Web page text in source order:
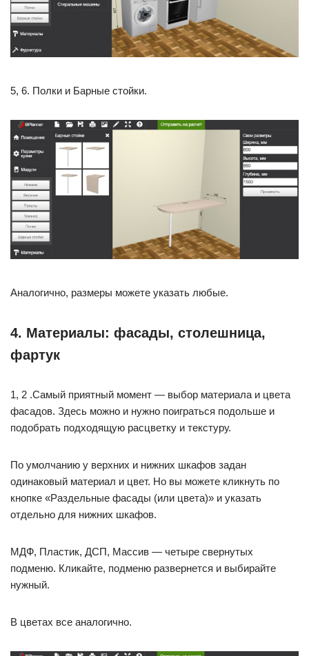
5, 6. Полки и Барные стойки.
Аналогично, размеры можете указать любые.
4. Материалы: фасады, столешница,
фартук
1, 2 .Самый приятный момент — выбор материала и цвета
фасадов. Здесь можно и нужно поиграться подольше и
подобрать подходящую расцветку и текстуру.
По умолчанию у верхних и нижних шкафов задан
одинаковый материал и цвет. Но вы можете кликнуть по
кнопке «Раздельные фасады (или цвета)» и указать
отдельно для нижних шкафов.
МДФ, Пластик, ДСП, Массив — четыре свернутых
подменю. Кликайте, подменю развернется и выбирайте
нужный.
В цветах все аналогично.